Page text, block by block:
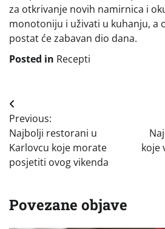
za otkrivanje novih namirnica i
monotoniju i uživati u kuhanju, a
postat će zabavan dio dana.
Posted in Recepti
Navigacija
objava
Previous:
Najbolji restorani u
Karlovcu koje morate
posjetiti ovog vikenda
koje
Povezane objave